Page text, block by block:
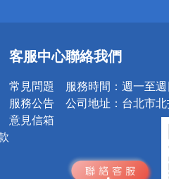
請小心！
客服中心
常見問題
服務公告
意見信箱
聯絡我們
服務時間： 週一至
公司地址： 台北市